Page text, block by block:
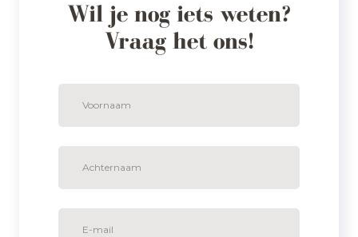
Wil je nog iets weten?
Vraag het ons!